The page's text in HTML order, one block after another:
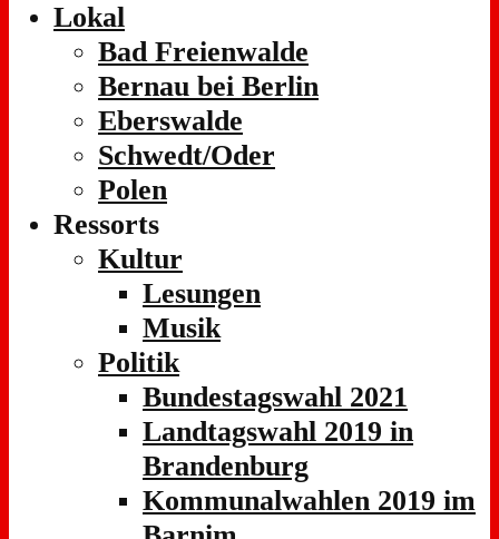
Lokal
Bad Freienwalde
Bernau bei Berlin
Eberswalde
Schwedt/Oder
Polen
Ressorts
Kultur
Lesungen
Musik
Politik
Bundestagswahl 2021
Landtagswahl 2019 in
Brandenburg
Kommunalwahlen 2019 im